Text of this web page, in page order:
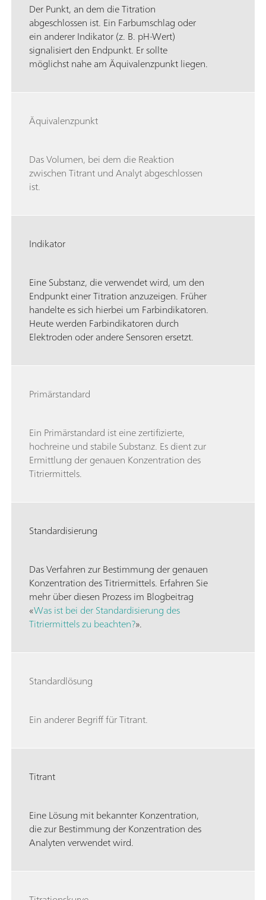
Der Punkt, an dem die Titration
abgeschlossen ist. Ein Farbumschlag oder
ein anderer Indikator (z. B. pH-Wert)
signalisiert den Endpunkt. Er sollte
möglichst nahe am Äquivalenzpunkt liegen.
Äquivalenzpunkt
Das Volumen, bei dem die Reaktion
zwischen Titrant und Analyt abgeschlossen
ist.
Indikator
Eine Substanz, die verwendet wird, um den
Endpunkt einer Titration anzuzeigen. Früher
handelte es sich hierbei um Farbindikatoren.
Heute werden Farbindikatoren durch
Elektroden oder andere Sensoren ersetzt.
Primärstandard
Ein Primärstandard ist eine zertifizierte,
hochreine und stabile Substanz. Es dient zur
Ermittlung der genauen Konzentration des
Titriermittels.
Standardisierung
Das Verfahren zur Bestimmung der genauen
Konzentration des Titriermittels. Erfahren Sie
mehr über diesen Prozess im Blogbeitrag
«Was ist bei der Standardisierung des
Titriermittels zu beachten?».
Standardlösung
Ein anderer Begriff für Titrant.
Titrant
Eine Lösung mit bekannter Konzentration,
die zur Bestimmung der Konzentration des
Analyten verwendet wird.